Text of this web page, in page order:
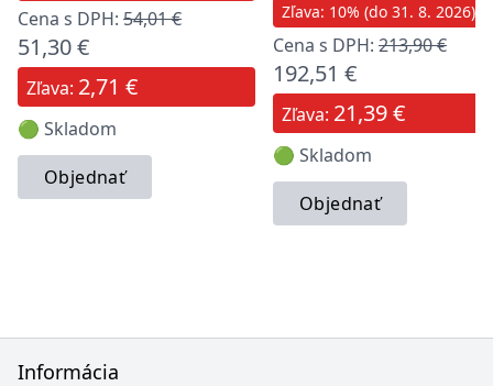
Cena s DPH: 54,01 €
51,30 €
Zľava: 2,71 €
🟢 Skladom
Objednať
Zľava: 10% (do 31. 8. 2026)
Cena s DPH: 213,90 €
192,51 €
Zľava: 21,39 €
🟢 Skladom
Objednať
Informácia